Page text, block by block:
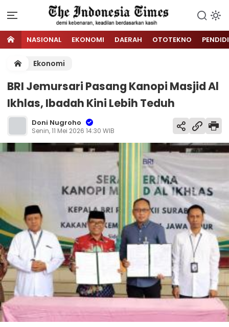
NASIONAL EKONOMI DAERAH OTOTEKNO
Ekonomi
BRI Jemursari Pasang Kanopi Masjid Al
Ikhlas, Ibadah Kini Lebih Teduh
Doni Nugroho
Senin, 11 Mei 2026 14:30 WIB